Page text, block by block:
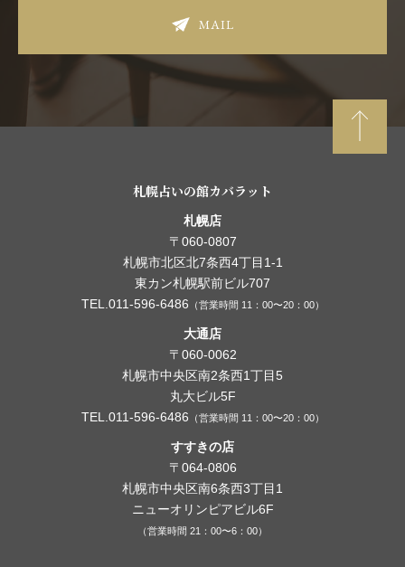
MAIL
札幌占いの館カバラット
札幌店
〒060-0807
札幌市北区北7条西4丁目1-1
東カン札幌駅前ビル707
TEL.011-596-6486 （営業時間 11：00〜20：00）
大通店
〒060-0062
札幌市中央区南2条西1丁目5
丸大ビル5F
TEL.011-596-6486 （営業時間 11：00〜20：00）
すすきの店
〒064-0806
札幌市中央区南6条西3丁目1
ニューオリンピアビル6F
（営業時間 21：00〜6：00）